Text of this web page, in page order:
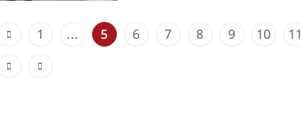
1 ... 5 6 7 8 9 10 11